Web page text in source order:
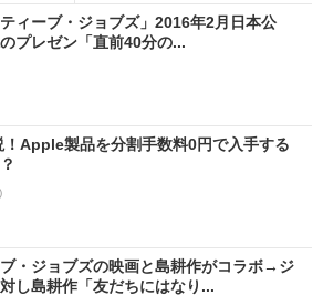
ィーブ・ジョブズ」2016年2月日本公
プレゼン「直前40分の...
！Apple製品を分割手数料0円で入手する
・ジョブズの映画と島耕作がコラボ→ジ
し島耕作「友だちにはなり...